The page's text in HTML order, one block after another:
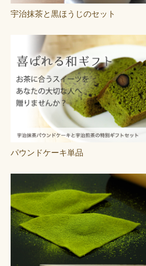
宇治抹茶と黒ほうじのセット
パウンドケーキ単品